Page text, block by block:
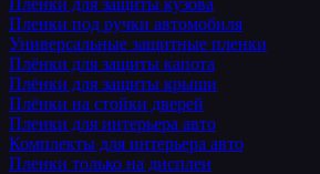
Пленки для защиты кузова
Пленки под ручки автомобиля
Универсальные защитные пленки
Плёнки для защиты капота
Плёнки для защиты крыши
Плёнки на стойки дверей
Пленки для интерьера авто
Комплекты для интерьера авто
Пленки только на дисплеи